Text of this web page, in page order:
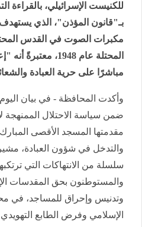
للكنيست الإسرائيلي، بالقراءة
بـ"قانون المؤذن"، الذي يستهدف
مكبرات الصوت في القدس
المحتلة عام 1948،
مباشرًا على حرية العبادة
وأكدت المحافظة - في بيان
ضمن سياسة الاحتلال الممنهجة
مقدمتها المسجد الأقصى
والتدخل في شؤون العبادة،
سلسلة من الانتهاكات التي
والمستوطنون بحق المقدسات
وتدنيس وإحراق للمساجد، في
الإسلامي وفرض الطابع